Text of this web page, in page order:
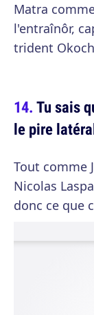
Matra
l'entraînôr,
trident
Tu sais
le pire
Tout comme
Nicolas
donc ce que